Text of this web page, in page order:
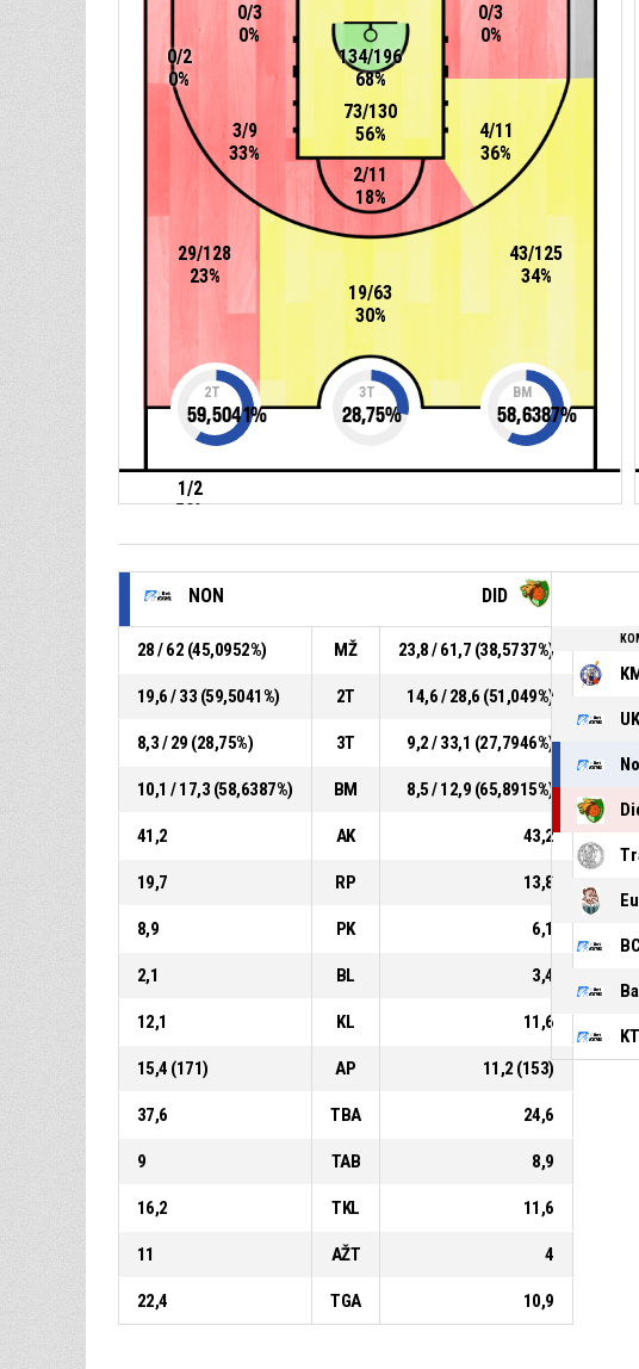
4/11
36%
134/196
68%
73/130
56%
43/125
34%
29/128
23%
19/63
30%
2/11
18%
3/9
33%
0/3
0%
0/2
0%
0/3
0%
1/2
50%
2T
59,5041%
3T
28,75%
BM
58,6387%
NON DID
28 / 62 (45,0952%) MŽ 23,8 / 61,7 (38,5737%)
19,6 / 33 (59,5041%) 2T 14,6 / 28,6 (51,049%)
8,3 / 29 (28,75%) 3T 9,2 / 33,1 (27,7946%)
10,1 / 17,3 (58,6387%) BM 8,5 / 12,9 (65,8915%)
41,2 AK 43,2
19,7 RP 13,8
8,9 PK 6,1
2,1 BL 3,4
12,1 KL 11,6
15,4 (171) AP 11,2 (153)
37,6 TBA 24,6
9 TAB 8,9
16,2 TKL 11,6
11 AŽT 4
22,4 TGA 10,9